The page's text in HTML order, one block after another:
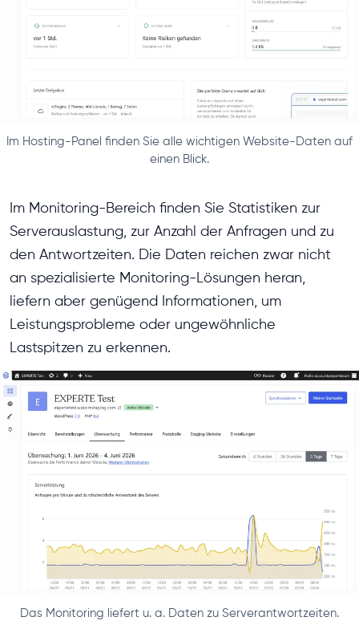
Im Hosting-Panel finden Sie alle wichtigen Website-Daten auf
einen Blick.
Im Monitoring-Bereich finden Sie Statistiken zur
Serverauslastung, zur Anzahl der Anfragen und zu
den Antwortzeiten. Die Daten reichen zwar nicht
an spezialisierte Monitoring-Lösungen heran,
liefern aber genügend Informationen, um
Leistungsprobleme oder ungewöhnliche
Lastspitzen zu erkennen.
Das Monitoring liefert u. a. Daten zu Serverantwortzeiten.